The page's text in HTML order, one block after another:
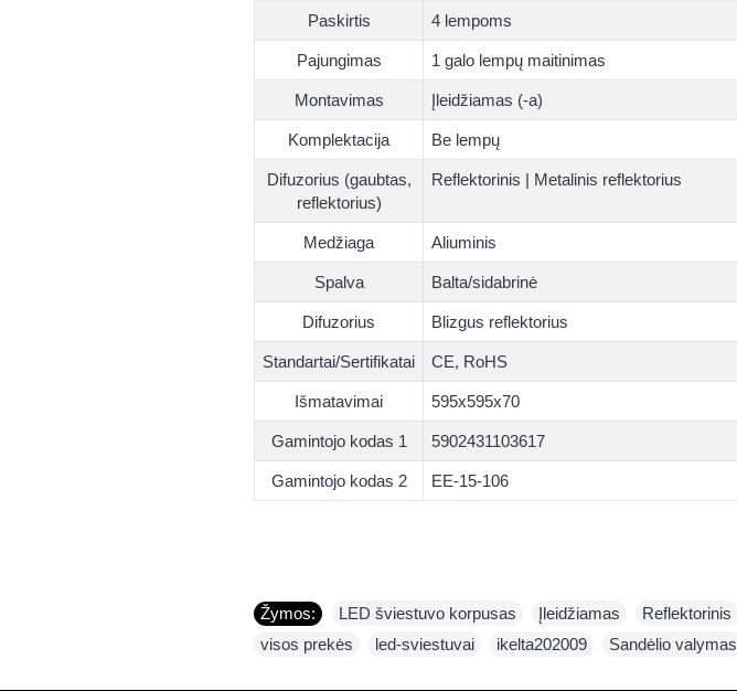
Paskirtis 4 lempoms
Pajungimas 1 galo lempų maitinimas
Montavimas Įleidžiamas (-a)
Komplektacija Be lempų
Difuzorius (gaubtas,
reflektorius)
Reflektorinis | Metalinis reflektorius
Medžiaga Aliuminis
Spalva Balta/sidabrinė
Difuzorius Blizgus reflektorius
Standartai/Sertifikatai CE, RoHS
Išmatavimai 595x595x70
Gamintojo kodas 1 5902431103617
Gamintojo kodas 2 EE-15-106
Žymos: LED šviestuvo korpusas Įleidžiamas Reflektorinis
visos prekės
led-sviestuvai ikelta202009 Sandėlio valymas